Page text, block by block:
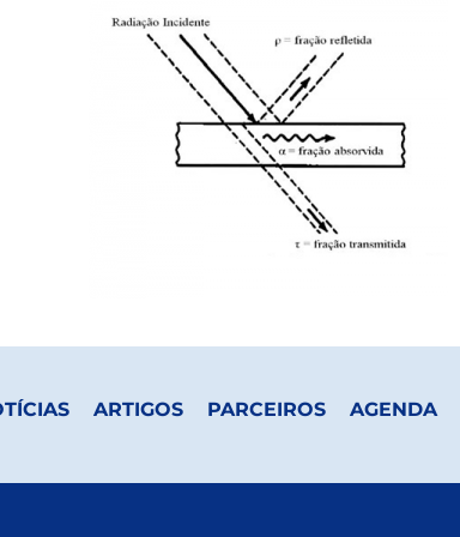
ARTIGOS PARCEIROS AGENDA